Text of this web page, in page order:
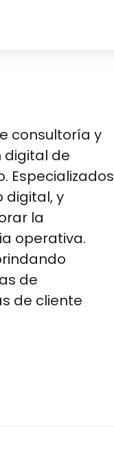
consultoría y
de
Especializados
digital, y
la
operativa.
de
de cliente